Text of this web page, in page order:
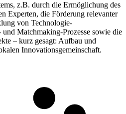
z.B. durch die Ermöglichung des
Experten, die Förderung relevanter
von Technologie-
Matchmaking-Prozesse sowie die
– kurz gesagt: Aufbau und
Innovationsgemeinschaft.